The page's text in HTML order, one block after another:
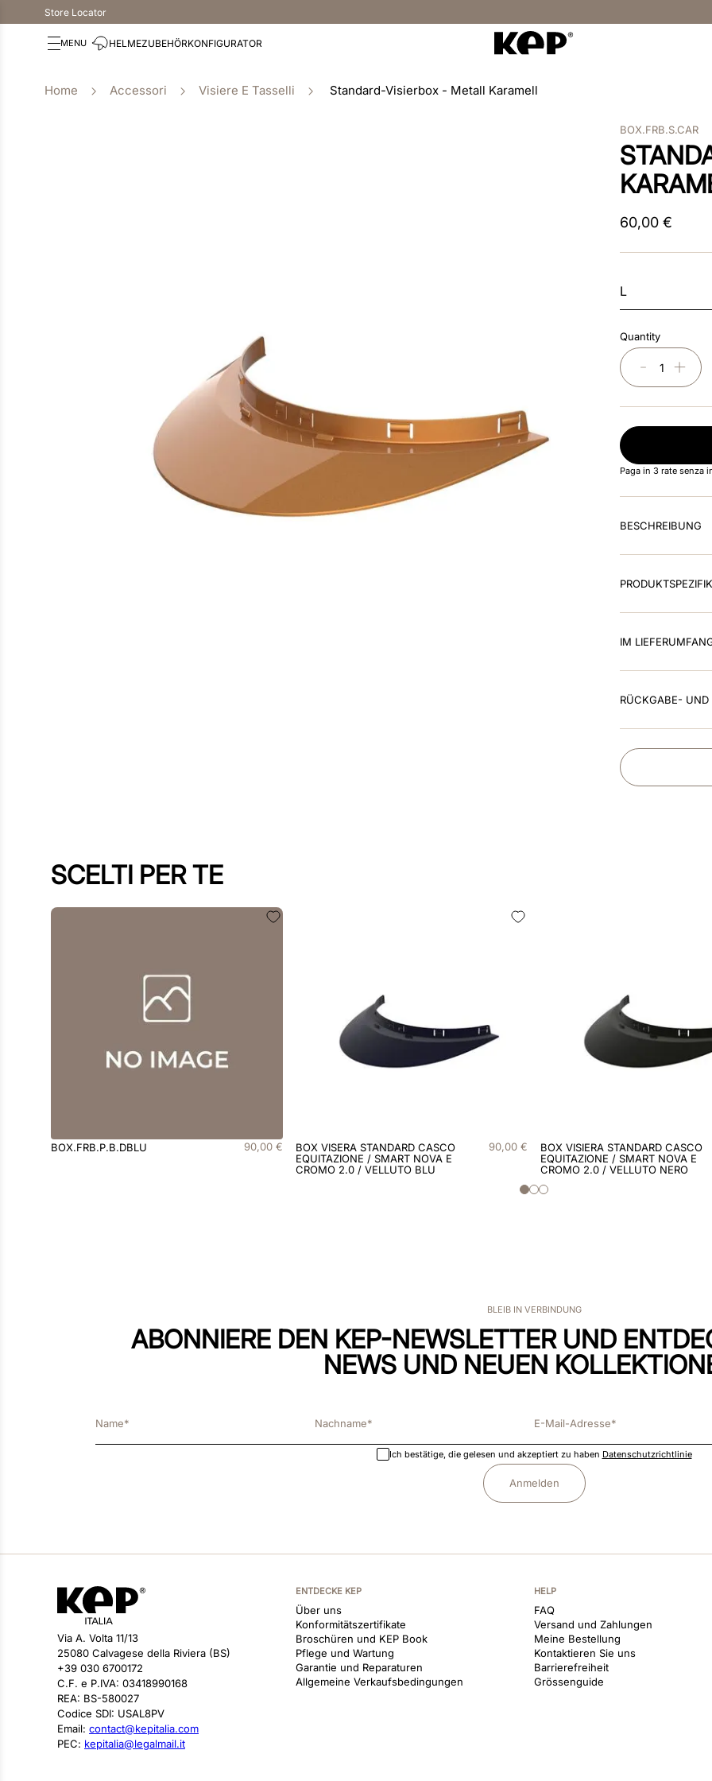
Store Locator
HELMEZUBEHÖRKONFIGURATOR
Accessori Visiere E Tasselli Standard-Visierbox - Metall Karamell
BOX.FRB.S.CAR
60,00 €
L
Quantity
＋
－
Paga in 3 rate senza
BESCHREIBUNG
IM
RÜCKGABE- UND
SCELTI PER TE
BOX.FRB.P.B.DBLU 90,00 €
BOX VISERA STANDARD CASCO
EQUITAZIONE / SMART NOVA E
CROMO 2.0 / VELLUTO BLU
90,00 €
BOX VISIERA STANDARD CASCO
EQUITAZIONE / SMART NOVA E
CROMO 2.0 / VELLUTO NERO
BLEIB IN VERBINDUNG
ABONNIERE DEN KEP-NEWSLETTER UND
NEWS UND NEUEN
Ich bestätige, die gelesen und akzeptiert zu haben Datenschutzrichtlinie
Anmelden
Via A. Volta 11/13
25080 Calvagese della Riviera (BS)
+39 030 6700172
C.F. e P.IVA: 03418990168
REA: BS-580027
Codice SDI: USAL8PV
Email: contact@kepitalia.com
PEC: kepitalia@legalmail.it
ENTDECKE KEP
Über uns
Konformitätszertifikate
Broschüren und KEP Book
Pflege und Wartung
Garantie und Reparaturen
Allgemeine Verkaufsbedingungen
HELP
FAQ
Versand und Zahlungen
Meine Bestellung
Kontaktieren Sie uns
Barrierefreiheit
Grössenguide